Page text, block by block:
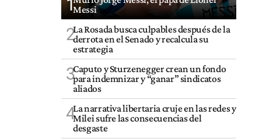
1Messi
2La Rosada busca culpables después de la
derrota en el Senado y recalcula su
estrategia
3Caputo y Sturzenegger crean un fondo
para indemnizar y “ganar” sindicatos
aliados
4La narrativa libertaria cruje en las redes y
Milei sufre las consecuencias del
desgaste